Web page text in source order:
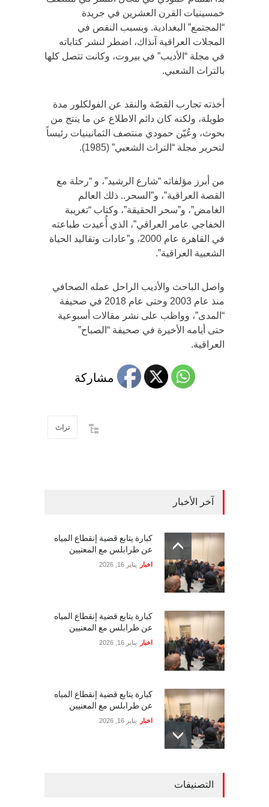
خمسينيات القرن العشرين في جريدة
“المجتمع” البغدادية. وبسبب النقص في
المجلات العراقية آنذاك، اضطر لنشر كتاباته
في مجلة “الأديب” في بيروت، وكانت تتصل كلها
بالتراث الشعبي.
أخذته تجارب القصّة والنقد عن الفولكلور مدة
طويلة، ولكنه كان دائم الاطلاع عن ما ينتج من
بحوث، وعُيّن حمودي منتصف الثمانينيات رئيساً
لتحرير مجلة “التراث الشعبي” (1985).
من أبرز مؤلفاته “شارع الرشيد”، و “رحلة مع
القصة العراقية”، و”السحر.. ذلك العالم
الغامض”، و”سحر الحقيقة”، وكتاب “تغريبة
الخفاجي عامر العراقي”، الذي أُعيدت طباعته
في القاهرة عام 2000، و”عادات وتقاليد الحياة
الشعبية العراقية”.
واصل الباحث والأديب الراحل عمله الصحافي
منذ عام 2003 وحتى عام 2018 في صحيفة
“المدى”، وواظب على نشر مقالات أسبوعية
حتى أيامه الأخيرة في صحيفة “الصباح”
العراقية.
مشاركة
تراث
آخر الأخبار
كبارة يتابع قضية إنقطاع المياه
عن طرابلس مع المعنيين
اخبار يناير 16, 2026
كبارة يتابع قضية إنقطاع المياه
عن طرابلس مع المعنيين
اخبار يناير 16, 2026
كبارة يتابع قضية إنقطاع المياه
عن طرابلس مع المعنيين
اخبار يناير 16, 2026
التصنيفات